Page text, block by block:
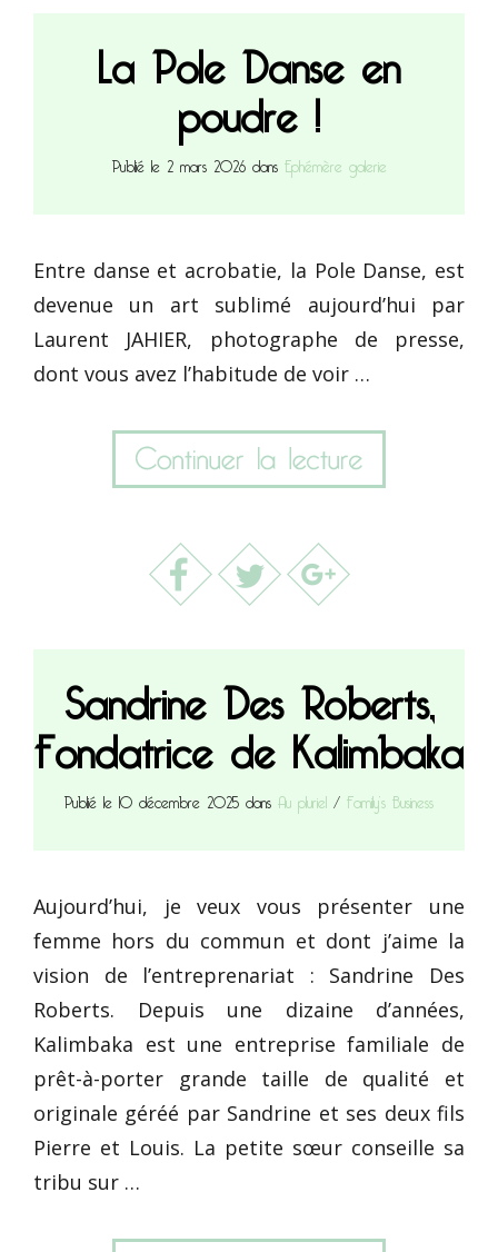
La Pole Danse en
poudre !
Publié le 2 mars 2026 dansEphémère galerie
Entre danse et acrobatie, la Pole Danse, est
devenue un art sublimé aujourd’hui par
Laurent JAHIER, photographe de presse,
dont vous avez l’habitude de voir …
Sandrine Des Roberts,
Fondatrice de Kalimbaka
Publié le 10 décembre 2025 dansAu pluriel/Family’s Business
Aujourd’hui, je veux vous présenter une
femme hors du commun et dont j’aime la
vision de l’entreprenariat : Sandrine Des
Roberts. Depuis une dizaine d’années,
Kalimbaka est une entreprise familiale de
prêt-à-porter grande taille de qualité et
originale géréé par Sandrine et ses deux fils
Pierre et Louis. La petite sœur conseille sa
tribu sur …